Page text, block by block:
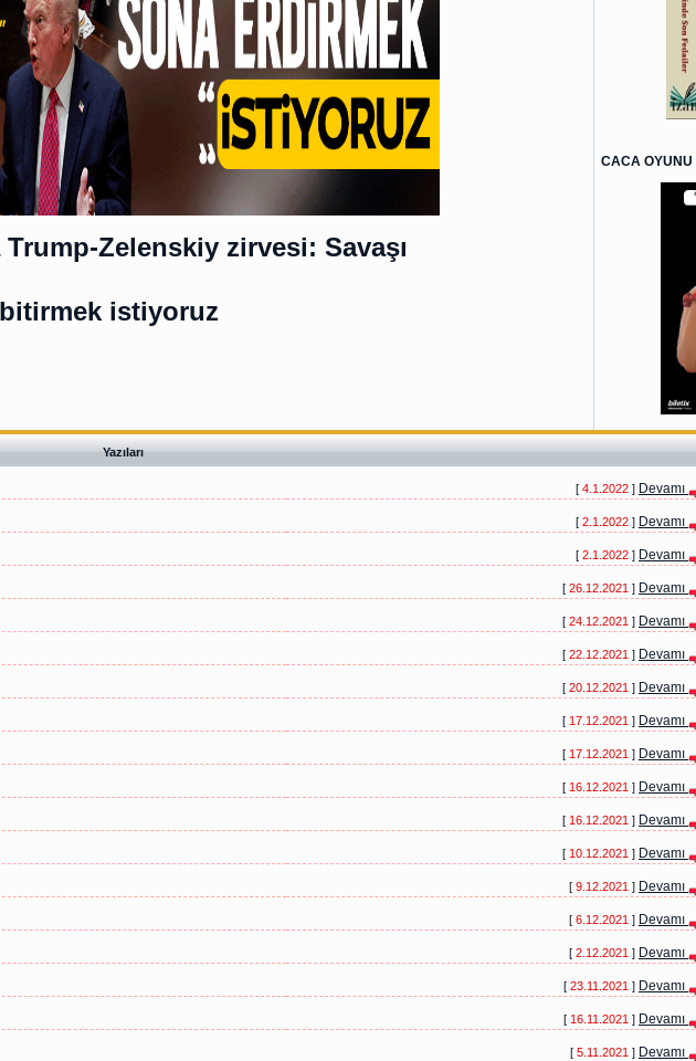
Zelenskiy zirvesi: Savaşı
bitirmek istiyoruz
CACA OYUNU
Yazıları
[ 4.1.2022 ] Devamı
[ 2.1.2022 ] Devamı
[ 2.1.2022 ] Devamı
[ 26.12.2021 ] Devamı
[ 24.12.2021 ] Devamı
[ 22.12.2021 ] Devamı
[ 20.12.2021 ] Devamı
[ 17.12.2021 ] Devamı
[ 17.12.2021 ] Devamı
[ 16.12.2021 ] Devamı
[ 16.12.2021 ] Devamı
[ 10.12.2021 ] Devamı
[ 9.12.2021 ] Devamı
[ 6.12.2021 ] Devamı
[ 2.12.2021 ] Devamı
[ 23.11.2021 ] Devamı
[ 16.11.2021 ] Devamı
[ 5.11.2021 ] Devamı